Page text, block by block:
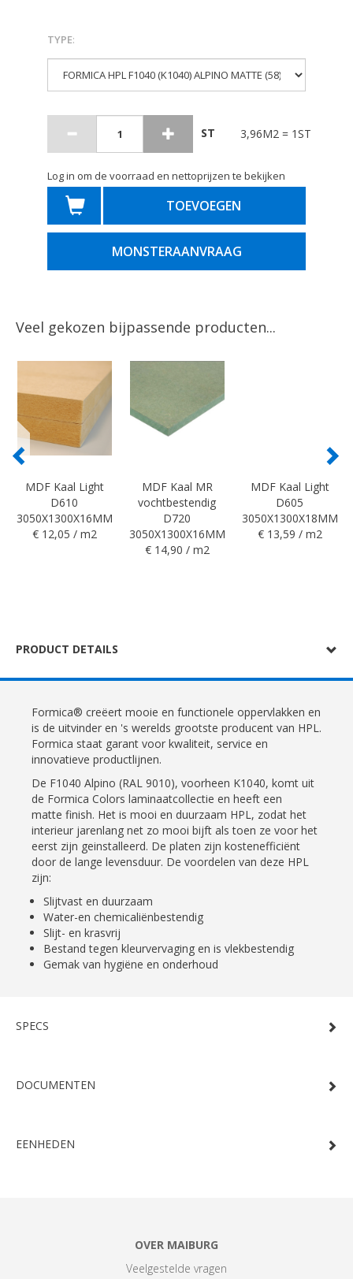
TYPE:
ST 3,96M2 = 1ST
Log in om de voorraad en nettoprijzen te bekijken
TOEVOEGEN
MONSTERAANVRAAG
Veel gekozen bijpassende producten...
MDF Kaal Light
D610
3050X1300X16MM
€ 12,05 / m2
MDF Kaal MR
vochtbestendig
D720
3050X1300X16MM
€ 14,90 / m2
MDF Kaal Light
D605
3050X1300X18MM
€ 13,59 / m2
PRODUCT DETAILS
Formica® creëert mooie en functionele oppervlakken en
is de uitvinder en 's werelds grootste producent van HPL.
Formica staat garant voor kwaliteit, service en
innovatieve productlijnen.
De F1040 Alpino (RAL 9010), voorheen K1040, komt uit
de Formica Colors laminaatcollectie en heeft een
matte finish. Het is mooi en duurzaam HPL, zodat het
interieur jarenlang net zo mooi bijft als toen ze voor het
eerst zijn geinstalleerd. De platen zijn kostenefficiënt
door de lange levensduur. De voordelen van deze HPL
zijn:
Slijtvast en duurzaam
Water-en chemicaliënbestendig
Slijt- en krasvrij
Bestand tegen kleurvervaging en is vlekbestendig
Gemak van hygiëne en onderhoud
SPECS
DOCUMENTEN
EENHEDEN
OVER MAIBURG
Veelgestelde vragen